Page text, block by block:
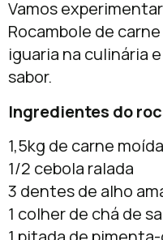
Vamos
Rocambole de
iguaria na culinária
sabor.
Ingredientes do
1,5kg de carne moída
1/2 cebola ralada
3 dentes de alho
1 colher de chá de